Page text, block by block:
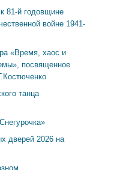
81-й годовщине
войне 1941-
«Время, хаос и
посвященное
танца
дверей 2026 на